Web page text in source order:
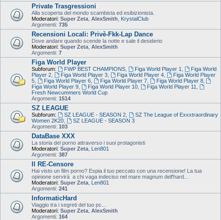
Private Trasgressioni
Alla scoperta del mondo scambista ed esibizionista.
Moderatori: Super Zeta AlexSmith
KrystalClub
Argomenti: 735
Recensioni Locali: Privè-Fkk-Lap Dance
Dove andare quando scende la notte e sale il desiderio
Moderatori: Super Zeta AlexSmith
Argomenti: 7
Figa World Player
Subforum: FWP BEST CHAMPIONS, Figa World Player 1
Figa World
Player 2
Figa World Player 3, Figa World Player 4,
Figa World Player
5
Figa World Player 6, Figa World Player 7, Figa World Player 8,
Figa World Player 9
Figa World Player 10, Figa World Player 11
Fresh Newcummers World Cup
Argomenti: 1514
SZ LEAGUE
Subforum: SZ LEAGUE - SEASON 2,
SZ The League of Exxxtraordinary
Women 2K20
SZ LEAGUE - SEASON 3
Argomenti: 103
DataBase XXX
La storia del porno attraverso i suoi protagonisti
Moderatori: Super Zeta Len801
Argomenti: 387
Il RE-Censore
Hai visto un film porno? Espia il tuo peccato con una recensione! La tua
opinione servirà a chi vaga indeciso nel mare magnum dell'hard...
Moderatori: Super Zeta Len801
Argomenti: 241
InformaticHard
Viaggio tra i segreti del tuo pc...
Moderatori: Super Zeta AlexSmith
Argomenti: 164